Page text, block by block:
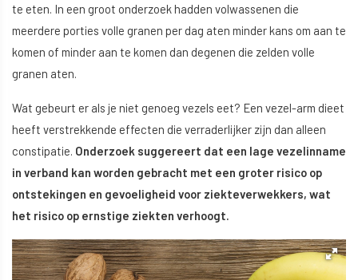
te eten. In een groot onderzoek hadden volwassenen die
meerdere porties volle granen per dag aten minder kans om aan te
komen of minder aan te komen dan degenen die zelden volle
granen aten.
Wat gebeurt er als je niet genoeg vezels eet? Een vezel-arm dieet
heeft verstrekkende effecten die verraderlijker zijn dan alleen
constipatie. Onderzoek suggereert dat een lage vezelinname
in verband kan worden gebracht met een groter risico op
ontstekingen en gevoeligheid voor ziekteverwekkers, wat
het risico op ernstige ziekten verhoogt.